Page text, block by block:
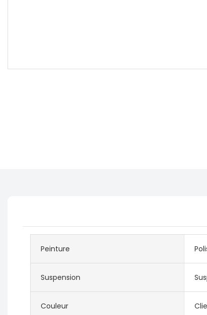
Peinture
Suspension
Couleur